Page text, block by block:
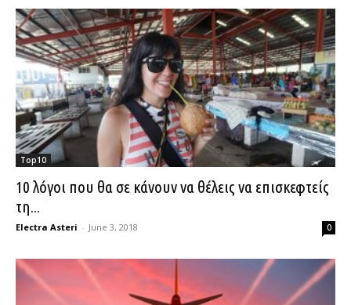
Top10
10 λόγοι που θα σε κάνουν να θέλεις να επισκεφτείς
τη...
Electra Asteri - June 3, 2018 0